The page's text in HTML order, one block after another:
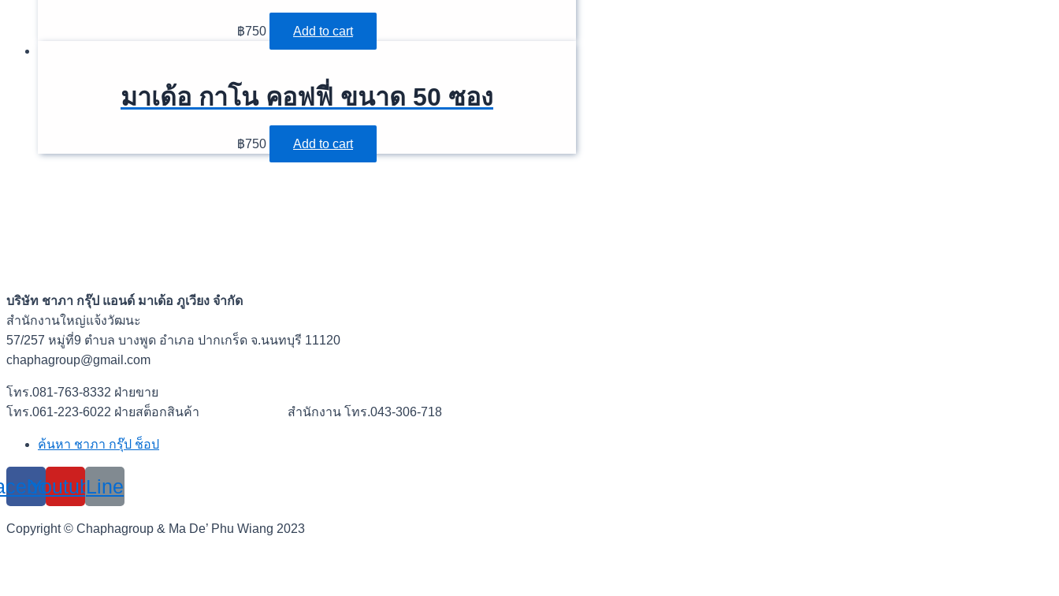
บันทึกชื่อ, อีเมล และชื่อเว็บไซต์ของฉันบน
เบราว์เซอร์นี้ สำหรับการแสดงความเห็นครั้งถัด
฿750 Add to cart
มาเด้อ กาโน คอฟฟี่ ขนาด 50 ซอง
฿750 Add to cart
บริษัท ชาภา กรุ๊ป แอนด์ มาเด้อ ภูเวียง จำกัด
สำนักงานใหญ่แจ้งวัฒนะ
57/257 หมู่ที่9 ตำบล บางพูด อำเภอ ปากเกร็ด จ.นนทบุรี 11120
chaphagroup@gmail.com
โทร.081-763-8332 ฝ่ายขาย
โทร.061-223-6022 ฝ่ายสต็อกสินค้า สำนักงาน โทร.043-306-718
ค้นหา ชาภา กรุ๊ป ช็อป
YoutubeLine
Copyright © Chaphagroup & Ma De’ Phu Wiang 2023